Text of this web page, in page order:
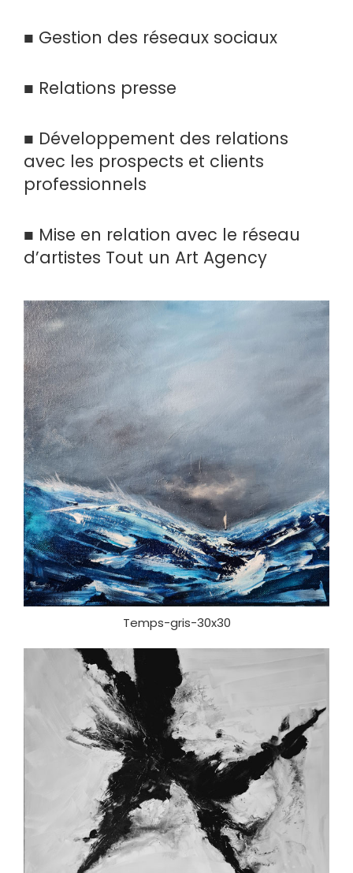
■ Gestion des réseaux sociaux
■ Relations presse
■ Développement des relations
avec les prospects et clients
professionnels
■ Mise en relation avec le réseau
d’artistes Tout un Art Agency
Temps-gris-30x30